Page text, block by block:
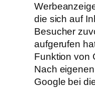
die sich auf
Besucher
aufgerufen
Funktion von
Nach
Google bei